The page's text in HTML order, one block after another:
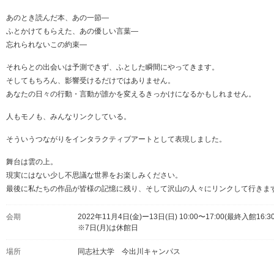
あのとき読んだ本、あの一節—
ふとかけてもらえた、あの優しい言葉—
忘れられないこの約束—
それらとの出会いは予測できず、ふとした瞬間にやってきます。
そしてもちろん、影響受けるだけではありません。
あなたの日々の行動・言動が誰かを変えるきっかけになるかもしれません。
人もモノも、みんなリンクしている。
そういうつながりをインタラクティブアートとして表現しました。
舞台は雲の上。
現実にはない少し不思議な世界をお楽しみください。
最後に私たちの作品が皆様の記憶に残り、そして沢山の人々にリンクして行きま
会期
2022年11月4日(金)ー13日(日) 10:00〜17:00(最終入館
※7日(月)は休館日
場所
同志社大学 今出川キャンパス